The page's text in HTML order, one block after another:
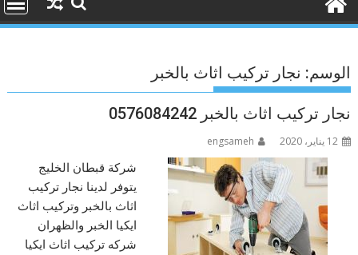
الوسم: نجار تركيب اثاث بالخبر
نجار تركيب اثاث بالخبر 0576084242
12 يناير، 2020 engsameh
شركة قبطان الخليج
يتوفر لدينا نجار تركيب
اثاث بالخبر وتركيب اثاث
ايكيا الخبر والظهران
شركه تركيب اثاث ايكيا